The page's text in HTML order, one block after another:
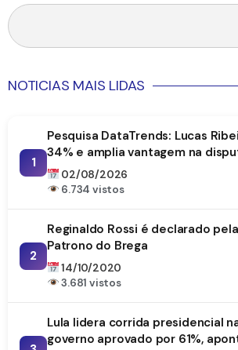
NOTICIAS MAIS LIDAS
1
Pesquisa DataTrends: Lucas
34% e amplia vantagem na
da Paraíba
02/08/2026
6.734 vistos
2
Reginaldo Rossi é declarado
Patrono do Brega
14/10/2020
3.681 vistos
Lula lidera corrida presidencial
governo aprovado por 61%,